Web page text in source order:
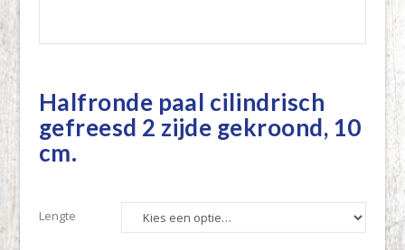
Halfronde paal cilindrisch
gefreesd 2 zijde gekroond, 10
cm.
Lengte